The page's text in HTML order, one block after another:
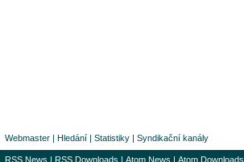
Webmaster | Hledání | Statistiky | Syndikační kanály
RSS News | RSS Downloads | Atom News | Atom Downloads